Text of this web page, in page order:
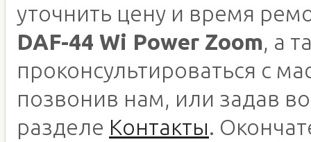
уточнить цену и время
DAF-44 Wi Power Zoom, а
проконсультироваться с
позвонив нам, или задав
разделе Контакты.